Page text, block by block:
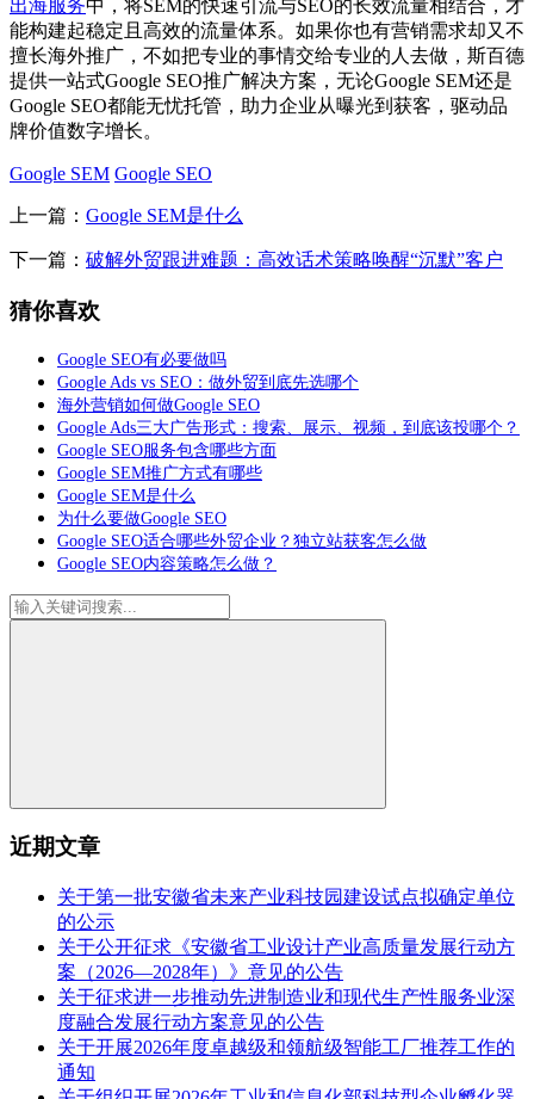
出海服务中，将SEM的快速引流与SEO的长效流量相结合，才
能构建起稳定且高效的流量体系。如果你也有营销需求却又不
擅长海外推广，不如把专业的事情交给专业的人去做，斯百德
提供一站式Google SEO推广解决方案，无论Google SEM还是
Google SEO都能无忧托管，助力企业从曝光到获客，驱动品
牌价值数字增长。
Google SEM Google SEO
上一篇： Google SEM是什么
下一篇： 破解外贸跟进难题：高效话术策略唤醒“沉默”客户
猜你喜欢
Google SEO有必要做吗
Google Ads vs SEO：做外贸到底先选哪个
海外营销如何做Google SEO
Google Ads三大广告形式：搜索、展示、视频，到底该投哪个？
Google SEO服务包含哪些方面
Google SEM推广方式有哪些
Google SEM是什么
为什么要做Google SEO
Google SEO适合哪些外贸企业？独立站获客怎么做
Google SEO内容策略怎么做？
近期文章
关于第一批安徽省未来产业科技园建设试点拟确定单位
的公示
关于公开征求《安徽省工业设计产业高质量发展行动方
案（2026—2028年）》意见的公告
关于征求进一步推动先进制造业和现代生产性服务业深
度融合发展行动方案意见的公告
关于开展2026年度卓越级和领航级智能工厂推荐工作的
通知